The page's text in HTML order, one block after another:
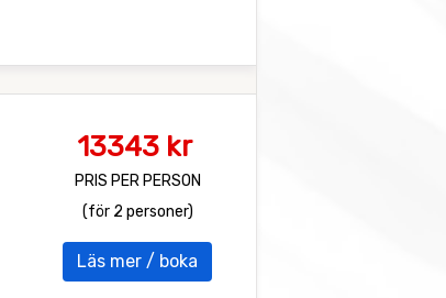
13343 kr
PRIS PER PERSON
(för 2 personer)
Läs mer / boka